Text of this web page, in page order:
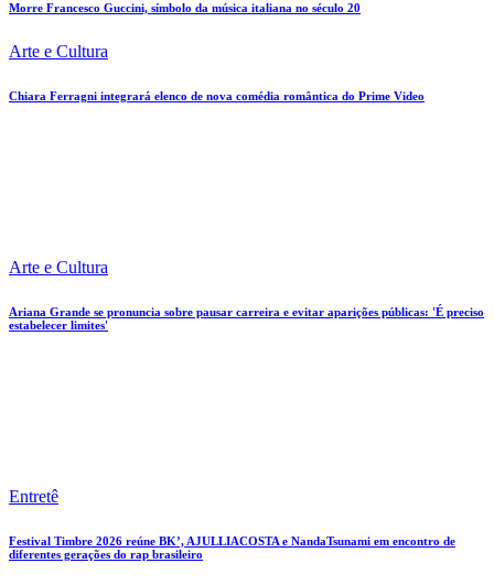
Morre Francesco Guccini, símbolo da música italiana no século 20
Arte e Cultura
Chiara Ferragni integrará elenco de nova comédia romântica do Prime Video
Arte e Cultura
Ariana Grande se pronuncia sobre pausar carreira e evitar aparições públicas: 'É preciso
estabelecer limites'
Entretê
Festival Timbre 2026 reúne BK’, AJULLIACOSTA e NandaTsunami em encontro de
diferentes gerações do rap brasileiro